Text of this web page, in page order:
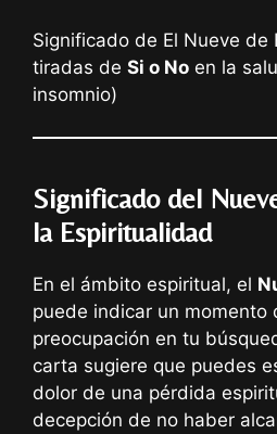
Significado de El Nueve de
tiradas de Si o No en la
insomnio)
Significado del
la Espiritualidad
En el ámbito espiritual, el
puede indicar un momento
preocupación en tu
carta sugiere que puedes
dolor de una pérdida
decepción de no haber